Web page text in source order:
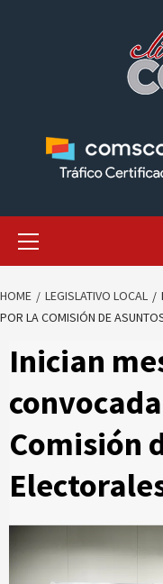
HOME LEGISLATIVO LOCAL
POR LA COMISIÓN DE
Inician
Comisión